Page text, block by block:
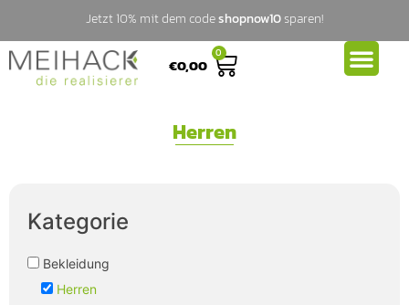
Jetzt 10% mit dem codeshopnow10sparen!
€0,00
0
Herren
Kategorie
Bekleidung
Herren